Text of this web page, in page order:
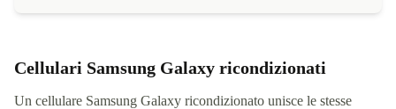
Cellulari Samsung Galaxy ricondizionati
Un cellulare Samsung Galaxy ricondizionato unisce le stesse